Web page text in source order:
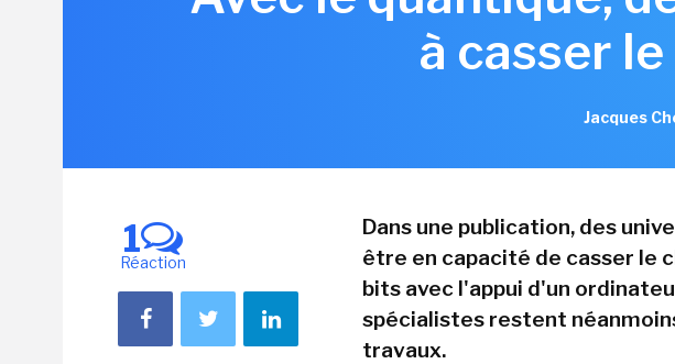
à casser
Jacques
1
Réaction
Dans une publication, des
être en capacité de casser le
bits avec l'appui d'un
spécialistes restent
travaux.